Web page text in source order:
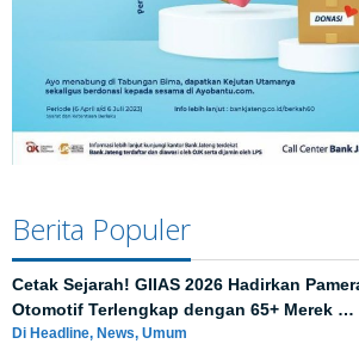
Berita Populer
Cetak Sejarah! GIIAS 2026 Hadirkan
Otomotif Terlengkap dengan 65+ Merek …
Di Headline, News, Umum